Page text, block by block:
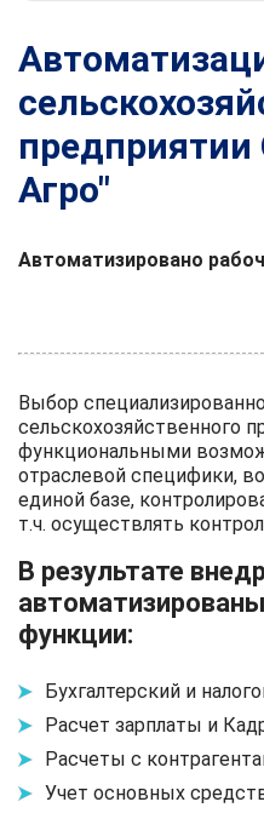
Агро"
Автоматизировано
Выбор
сельскохозяйственного
функциональными
отраслевой специфики,
единой базе,
т.ч. осуществлять
В результате
функции:
Бухгалтерский и
Расчет зарплаты и
Расчеты с
Учет основных